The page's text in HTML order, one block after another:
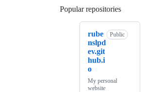
Popular repositories
rube
nslpd
ev.git
hub.i
o
Public
My personal
website